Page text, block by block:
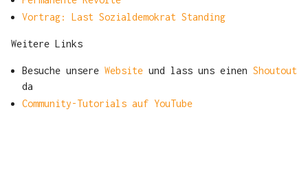
Vortrag: Last Sozialdemokrat Standing
Weitere Links
Besuche unsere Website und lass uns einen Shoutout
da
Community-Tutorials auf YouTube